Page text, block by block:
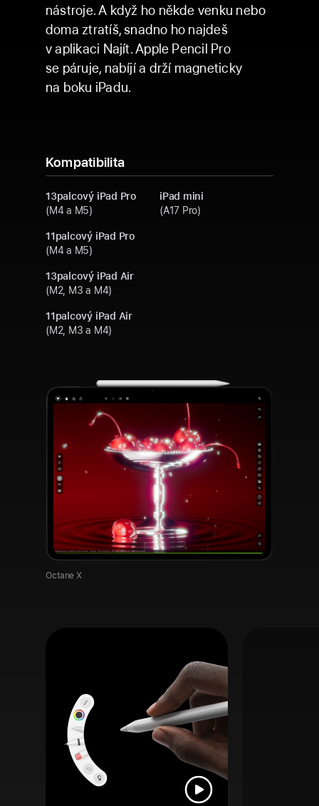
nástroje. A když ho někde venku nebo
doma ztratíš, snadno ho najdeš
v aplikaci Najít. Apple Pencil Pro
se páruje, nabíjí a drží magneticky
na boku iPadu.
Kompatibilita
13palcový iPad Pro
(M4 a M5)
11palcový iPad Pro
(M4 a M5)
13palcový iPad Air
(M2, M3 a M4)
11palcový iPad Air
(M2, M3 a M4)
iPad mini
(A17 Pro)
Octane X